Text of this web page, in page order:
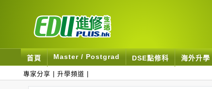
首頁 Master / Postgrad DSE點修科 海外升學
專家分享 升學頻道